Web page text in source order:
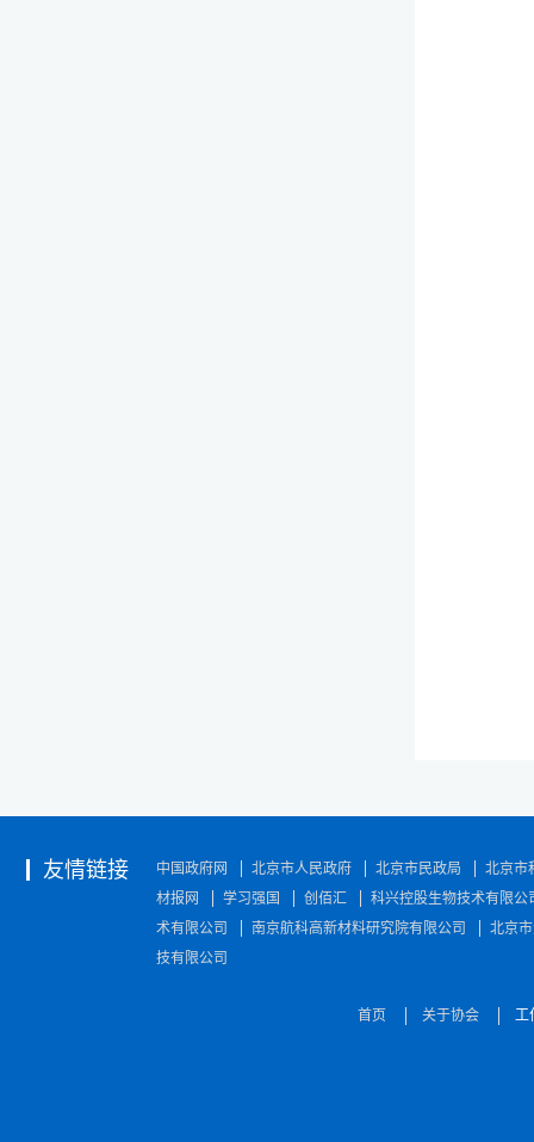
友情链接 中国政府网 北京市人民政府 北京市民政局
北京市
材报网
学习强国 创佰汇
科兴控股生物技术有限公
术有限公司
南京航科高新材料研究院有限公司
北京
技有限公司
首页 关于协会 工